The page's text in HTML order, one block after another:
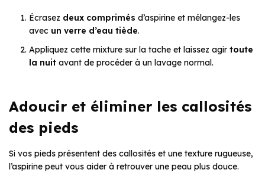
Écrasez deux comprimés d’aspirine et mélangez-les
avec un verre d’eau tiède.
Appliquez cette mixture sur la tache et laissez agir toute
la nuit avant de procéder à un lavage normal.
Adoucir et éliminer les callosités
des pieds
Si vos pieds présentent des callosités et une texture rugueuse,
l’aspirine peut vous aider à retrouver une peau plus douce.